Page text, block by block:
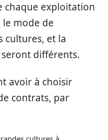
chaque exploitation
le mode de
cultures, et la
différents.
avoir à choisir
contrats, par